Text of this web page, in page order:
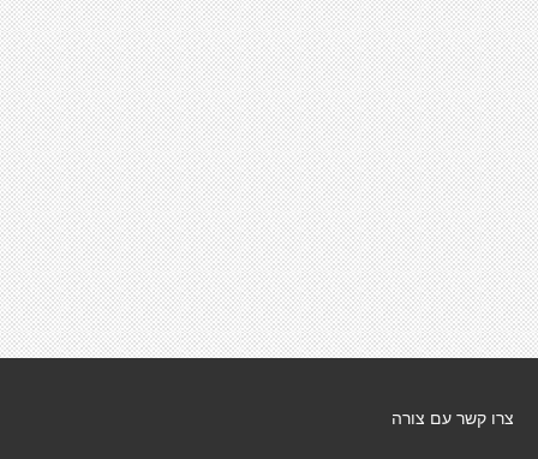
צרו קשר עם צורה